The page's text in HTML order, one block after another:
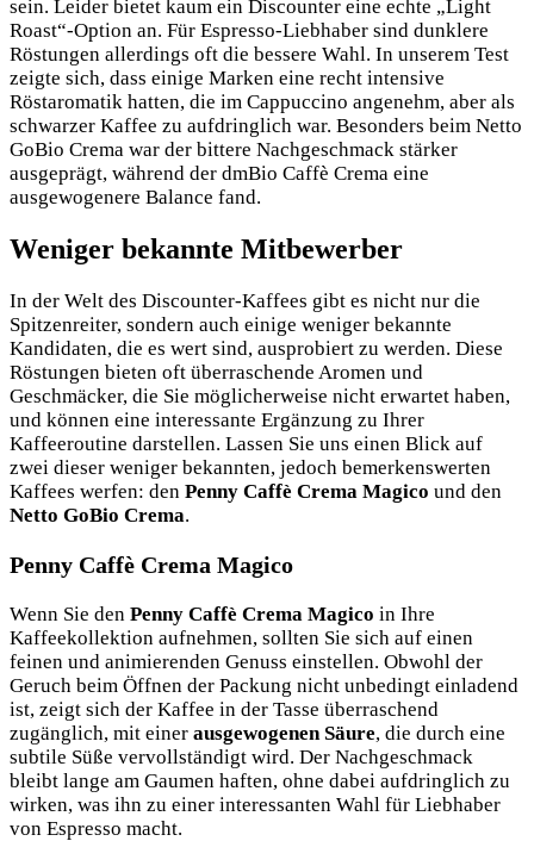
sein. Leider bietet kaum ein Discounter eine echte „Light
Roast“-Option an. Für Espresso-Liebhaber sind dunklere
Röstungen allerdings oft die bessere Wahl. In unserem Test
zeigte sich, dass einige Marken eine recht intensive
Röstaromatik hatten, die im Cappuccino angenehm, aber als
schwarzer Kaffee zu aufdringlich war. Besonders beim Netto
GoBio Crema war der bittere Nachgeschmack stärker
ausgeprägt, während der dmBio Caffè Crema eine
ausgewogenere Balance fand.
Weniger bekannte Mitbewerber
In der Welt des Discounter-Kaffees gibt es nicht nur die
Spitzenreiter, sondern auch einige weniger bekannte
Kandidaten, die es wert sind, ausprobiert zu werden. Diese
Röstungen bieten oft überraschende Aromen und
Geschmäcker, die Sie möglicherweise nicht erwartet haben,
und können eine interessante Ergänzung zu Ihrer
Kaffeeroutine darstellen. Lassen Sie uns einen Blick auf
zwei dieser weniger bekannten, jedoch bemerkenswerten
Kaffees werfen: den Penny Caffè Crema Magico und den
Netto GoBio Crema.
Penny Caffè Crema Magico
Wenn Sie den Penny Caffè Crema Magico in Ihre
Kaffeekollektion aufnehmen, sollten Sie sich auf einen
feinen und animierenden Genuss einstellen. Obwohl der
Geruch beim Öffnen der Packung nicht unbedingt einladend
ist, zeigt sich der Kaffee in der Tasse überraschend
zugänglich, mit einer ausgewogenen Säure, die durch eine
subtile Süße vervollständigt wird. Der Nachgeschmack
bleibt lange am Gaumen haften, ohne dabei aufdringlich zu
wirken, was ihn zu einer interessanten Wahl für Liebhaber
von Espresso macht.